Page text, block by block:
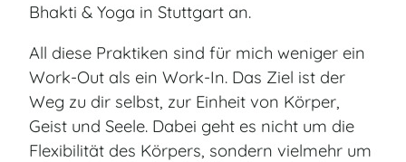
Bhakti & Yoga in Stuttgart an.
All diese Praktiken sind für mich weniger ein
Work-Out als ein Work-In. Das Ziel ist der
Weg zu dir selbst, zur Einheit von Körper,
Geist und Seele. Dabei geht es nicht um die
Flexibilität des Körpers, sondern vielmehr um